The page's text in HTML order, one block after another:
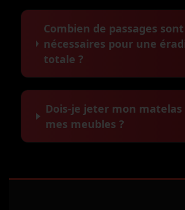
Combien de passages sont
nécessaires pour une
totale ?
Dois-je jeter mon matelas
mes meubles ?